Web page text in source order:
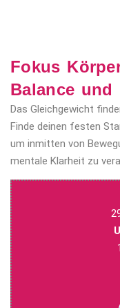
Fokus
Balance und
Das Gleichgewicht
Finde deinen festen
um inmitten von
mentale Klarheit zu